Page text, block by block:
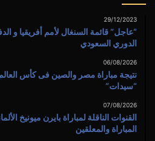
29/12/2023
“عاجل” قائمة السنغال لأمم أفريقيا و
الدوري السعودي
06/08/2026
“سيدات”
07/08/2026
القنوات الناقلة لمباراة بايرن ميونيخ
المباراة والمعلقين